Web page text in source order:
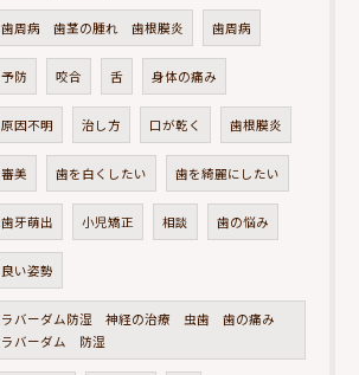
歯周病 歯茎の腫れ 歯根膜炎 歯周病
予防 咬合 舌 身体の痛み
原因不明 治し方 口が乾く 歯根膜炎
審美 歯を白くしたい 歯を綺麗にしたい
歯牙萌出 小児矯正 相談 歯の悩み
良い姿勢
ラバーダム防湿 神経の治療 虫歯 歯の痛み
ラバーダム 防湿